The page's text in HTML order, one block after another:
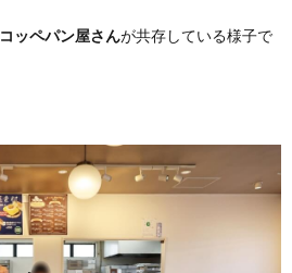
コッペパン屋さんが共存している様子で